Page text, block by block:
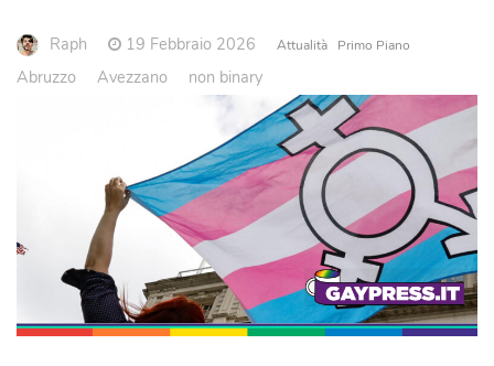
Raph 19 Febbraio 2026 Attualità Primo Piano
Abruzzo Avezzano non binary